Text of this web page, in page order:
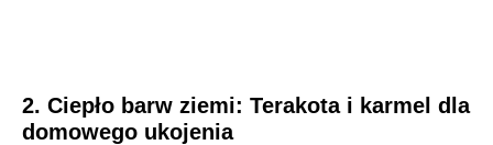
2. Ciepło barw ziemi: Terakota i karmel dla
domowego ukojenia